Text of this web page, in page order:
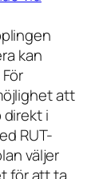
kan
att
i
RUT-
väljer